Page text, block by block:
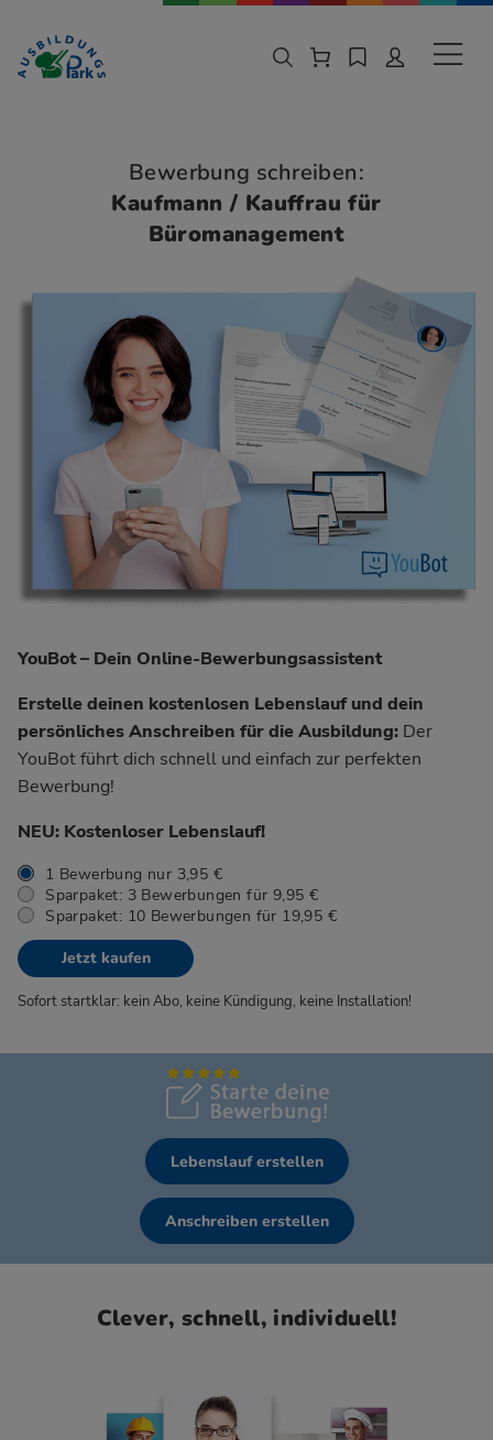
Zur Navigation springen
Zu den Hauptinhalten springen
Bewerbung schreiben:
Kaufmann / Kauffrau für
Büromanagement
YouBot – Dein Online-Bewerbungsassistent
Erstelle deinen kostenlosen Lebenslauf und dein
persönliches Anschreiben für die Ausbildung: Der
YouBot führt dich schnell und einfach zur perfekten
Bewerbung!
NEU: Kostenloser Lebenslauf!
1 Bewerbung nur 3,95 €
Sparpaket: 3 Bewerbungen für 9,95 €
Sparpaket: 10 Bewerbungen für 19,95 €
Jetzt kaufen
Sofort startklar: kein Abo, keine Kündigung, keine Installation!
Lebenslauf erstellen
Anschreiben erstellen
Clever, schnell, individuell!